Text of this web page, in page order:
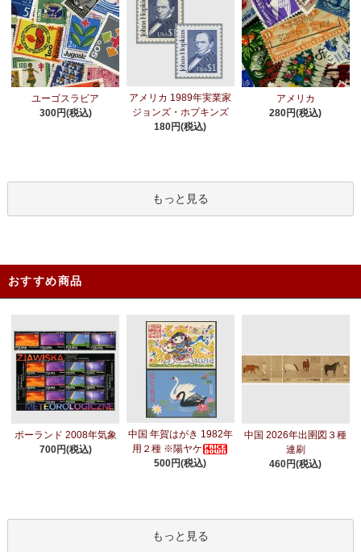
ユーゴスラビア
300円(税込)
アメリカ 1989年実業家
ジョンズ・ホプキンズ
180円(税込)
アメリカ
280円(税込)
もっと見る
おすすめ商品
ポーランド 2008年気象
700円(税込)
中国 年賀はがき 1982年
用２種 ※陽ヤケ
500円(税込)
中国 2026年出圉図３種
連刷
460円(税込)
もっと見る